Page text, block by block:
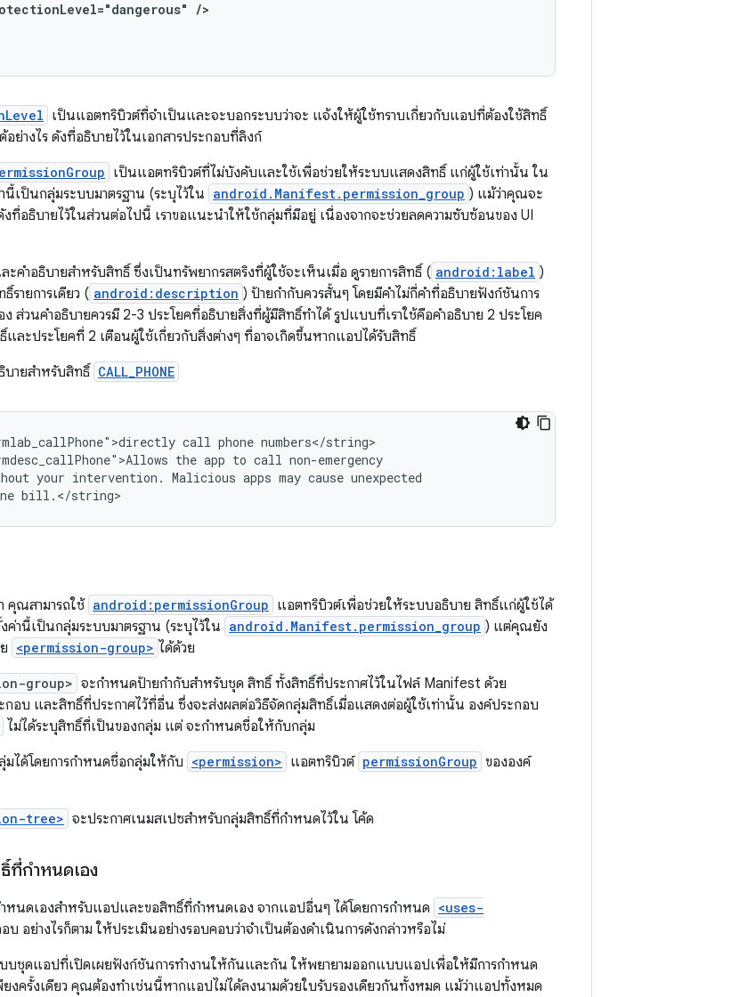
/>
เป็นแอตทริบิวต์ที่จำเป็นและจะบอกระบบว่าจะ แจ้งให้ผู้ใช้ทราบเกี่ยวกับแอปที่ต้องใช้สิทธิ์
ย่างไร ดังที่อธิบายไว้ในเอกสารประกอบที่ลิงก์
เป็นแอตทริบิวต์ที่ไม่บังคับและใช้เพื่อช่วยให้ระบบแสดงสิทธิ์ แก่ผู้ใช้เท่านั้น ใน
ป็นกลุ่มระบบมาตรฐาน (ระบุไว้ใน android.Manifest.permission_group ) แม้ว่าคุณจะ
ที่อธิบายไว้ในส่วนต่อไปนี้ เราขอแนะนำให้ใช้กลุ่มที่มีอยู่ เนื่องจากจะช่วยลดความซับซ้อนของ UI
คำอธิบายสำหรับสิทธิ์ ซึ่งเป็นทรัพยากรสตริงที่ผู้ใช้จะเห็นเมื่อ ดูรายการสิทธิ์ ( android:label )
รายการเดียว ( android:description ) ป้ายกำกับควรสั้นๆ โดยมีคำไม่กี่คำที่อธิบายฟังก์ชันการ
วนคำอธิบายควรมี 2-3 ประโยคที่อธิบายสิ่งที่ผู้มีสิทธิ์ทำได้ รูปแบบที่เราใช้คือคำอธิบาย 2 ประโยค
และประโยคที่ 2 เตือนผู้ใช้เกี่ยวกับสิ่งต่างๆ ที่อาจเกิดขึ้นหากแอปได้รับสิทธิ์
บายสำหรับสิทธิ์ CALL_PHONE
call phone numbers</string>
the app to call non-emergency
your intervention. Malicious apps may cause unexpected
bill.</string>
ณสามารถใช้ android:permissionGroup แอตทริบิวต์เพื่อช่วยให้ระบบอธิบาย สิทธิ์แก่ผู้ใช้ได้
นี้เป็นกลุ่มระบบมาตรฐาน (ระบุไว้ใน android.Manifest.permission_group ) แต่คุณยัง
<permission-group> ได้ด้วย
group> จะกำหนดป้ายกำกับสำหรับชุด สิทธิ์ ทั้งสิทธิ์ที่ประกาศไว้ในไฟล์ Manifest ด้วย
กอบ และสิทธิ์ที่ประกาศไว้ที่อื่น ซึ่งจะส่งผลต่อวิธีจัดกลุ่มสิทธิ์เมื่อแสดงต่อผู้ใช้เท่านั้น องค์ประกอบ
ไม่ได้ระบุสิทธิ์ที่เป็นของกลุ่ม แต่ จะกำหนดชื่อให้กับกลุ่ม
มได้โดยการกำหนดชื่อกลุ่มให้กับ <permission> แอตทริบิวต์ permissionGroup ขององค์
tree> จะประกาศเนมสเปซสำหรับกลุ่มสิทธิ์ที่กำหนดไว้ใน โค้ด
ที่กำหนดเอง
นดเองสำหรับแอปและขอสิทธิ์ที่กำหนดเอง จากแอปอื่นๆ ได้โดยการกำหนด <uses-
บ อย่างไรก็ตาม ให้ประเมินอย่างรอบคอบว่าจำเป็นต้องดำเนินการดังกล่าวหรือไม่
ชุดแอปที่เปิดเผยฟังก์ชันการทำงานให้กันและกัน ให้พยายามออกแบบแอปเพื่อให้มีการกำหนด
ยงครั้งเดียว คุณต้องทำเช่นนี้หากแอปไม่ได้ลงนามด้วยใบรับรองเดียวกันทั้งหมด แม้ว่าแอปทั้งหมด